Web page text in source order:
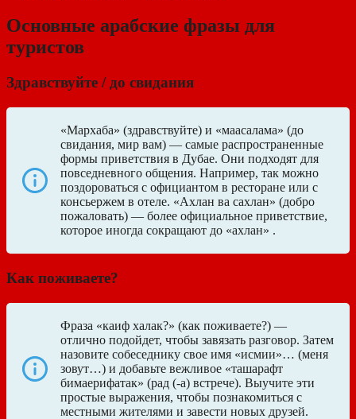
Основные арабские фразы для
туристов
Здравствуйте / до свидания
«Мархаба» (здравствуйте) и «маасалама» (до
свидания, мир вам) — самые распространенные
формы приветствия в Дубае. Они подходят для
повседневного общения. Например, так можно
поздороваться с официантом в ресторане или с
консьержем в отеле. «Ахлан ва сахлан» (добро
пожаловать) ― более официальное приветствие,
которое иногда сокращают до «ахлан» .
Как поживаете?
Фраза «каиф халак?» (как поживаете?) —
отлично подойдет, чтобы завязать разговор. Затем
назовите собеседнику свое имя «исмии»… (меня
зовут…) и добавьте вежливое «ташарафт
бимаерифатак» (рад (-а) встрече). Выучите эти
простые выражения, чтобы познакомиться с
местными жителями и завести новых друзей.